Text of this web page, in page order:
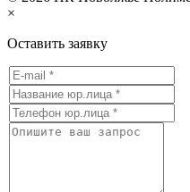
×
Оставить заявку